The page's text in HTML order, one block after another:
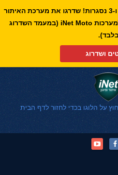
הודעה חשובה: רשתות דור 2 ו-3 נסגרות! שדרגו את מערכת האיתור
לדור 4 בזיכוי של 1,010 ש"ח למערכות iNet Moto (במעמד השדרוג
ושדרוג
על הלוגו בכדי לחזור לדף הבית